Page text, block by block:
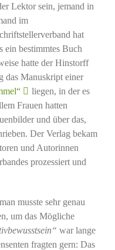
Lektor sein, jemand in
im
hat
ein bestimmtes Buch
hatte der Hinstorff
das Manuskript einer
liegen, in der es
Frauen hatten
und über das,
Der Verlag bekam
und Autorinnen
prozessiert und
musste sehr genau
um das Mögliche
war lange
fragten gern: Das